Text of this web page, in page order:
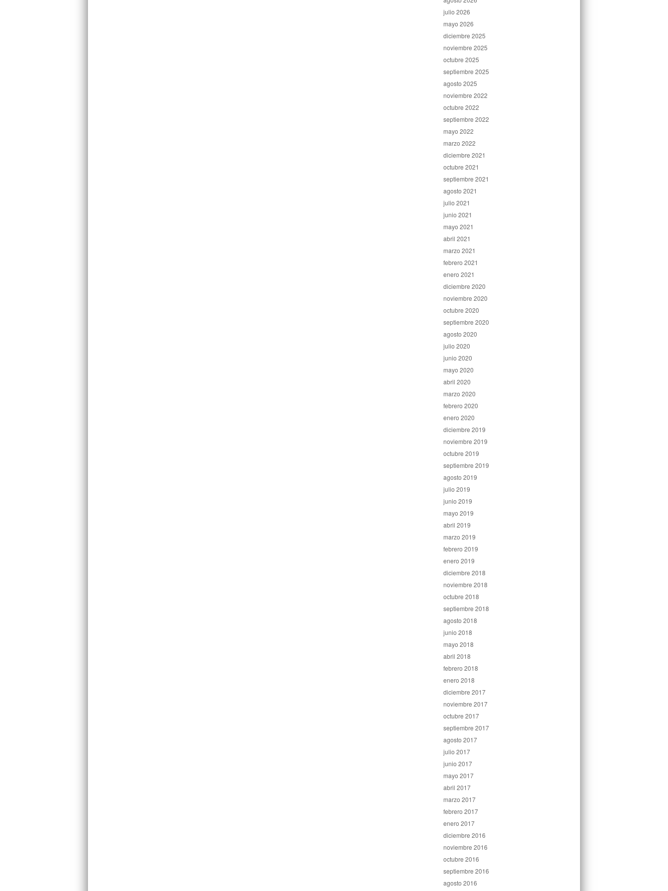
julio 2026
mayo 2026
diciembre 2025
noviembre 2025
octubre 2025
septiembre 2025
agosto 2025
noviembre 2022
octubre 2022
septiembre 2022
mayo 2022
marzo 2022
diciembre 2021
octubre 2021
septiembre 2021
agosto 2021
julio 2021
junio 2021
mayo 2021
abril 2021
marzo 2021
febrero 2021
enero 2021
diciembre 2020
noviembre 2020
octubre 2020
septiembre 2020
agosto 2020
julio 2020
junio 2020
mayo 2020
abril 2020
marzo 2020
febrero 2020
enero 2020
diciembre 2019
noviembre 2019
octubre 2019
septiembre 2019
agosto 2019
julio 2019
junio 2019
mayo 2019
abril 2019
marzo 2019
febrero 2019
enero 2019
diciembre 2018
noviembre 2018
octubre 2018
septiembre 2018
agosto 2018
junio 2018
mayo 2018
abril 2018
febrero 2018
enero 2018
diciembre 2017
noviembre 2017
octubre 2017
septiembre 2017
agosto 2017
julio 2017
junio 2017
mayo 2017
abril 2017
marzo 2017
febrero 2017
enero 2017
diciembre 2016
noviembre 2016
octubre 2016
septiembre 2016
agosto 2016